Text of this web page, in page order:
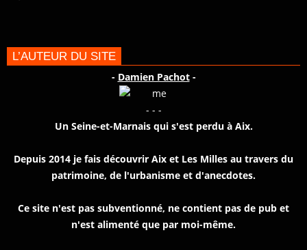
L’AUTEUR DU SITE
- Damien Pachot-
- - -
Un Seine-et-Marnais qui s'est perdu à Aix.
Depuis 2014 je fais découvrir Aix et Les Milles au travers du
patrimoine, de l'urbanisme et d'anecdotes.
Ce site n'est pas subventionné, ne contient pas de pub et
n'est alimenté que par moi-même.